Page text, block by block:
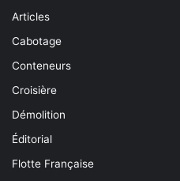
Articles
Cabotage
Conteneurs
Croisière
Démolition
Éditorial
Flotte Française